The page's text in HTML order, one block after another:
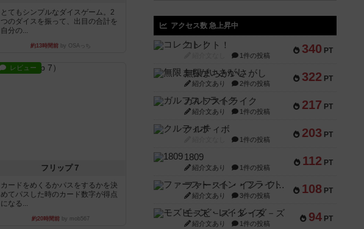
とてもシンプルなダイスゲーム。2
つのダイスを振って、出目の合計を
自分の...
約13時間前by OSAっち
レビュー
フリップ７
カードをめくるかパスをするかを決
めてパスした時のカード数字が得点
になる...
約20時間前by mob567
アクセス数 急上昇中
340 PT
コレクト！
1件の投稿
322 PT
無限まちがいさがし
紹介文あり 2件の投稿
217 PT
ガルフストライク
紹介文あり 1件の投稿
203 PT
クルティボ
1件の投稿
112 PT
1809
紹介文あり 1件の投稿
108 PT
ファースト・イン・フライト
紹介文あり 3件の投稿
94 PT
モズビ－ズ・レイダ－ズ
紹介文あり 1件の投稿